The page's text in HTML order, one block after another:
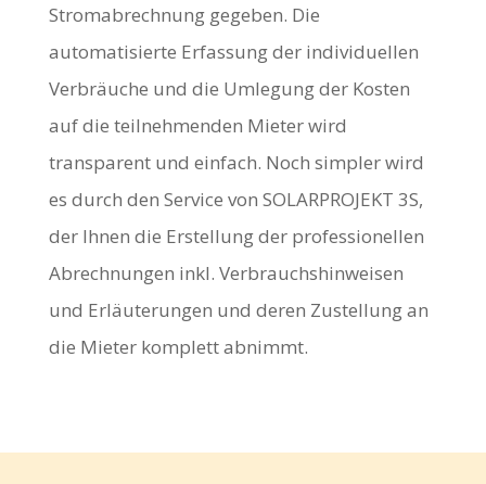
Stromabrechnung gegeben. Die
automatisierte Erfassung der individuellen
Verbräuche und die Umlegung der Kosten
auf die teilnehmenden Mieter wird
transparent und einfach. Noch simpler wird
es durch den Service von SOLARPROJEKT 3S,
der Ihnen die Erstellung der professionellen
Abrechnungen inkl. Verbrauchshinweisen
und Erläuterungen und deren Zustellung an
die Mieter komplett abnimmt.